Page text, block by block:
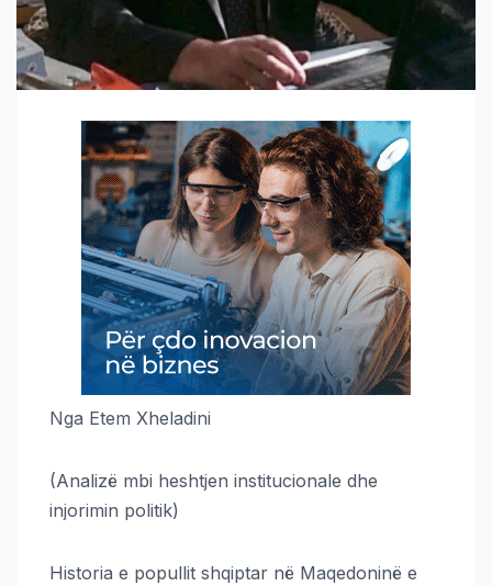
Nga Etem Xheladini
(Analizë mbi heshtjen institucionale dhe
injorimin politik)
Historia e popullit shqiptar në Maqedoninë e